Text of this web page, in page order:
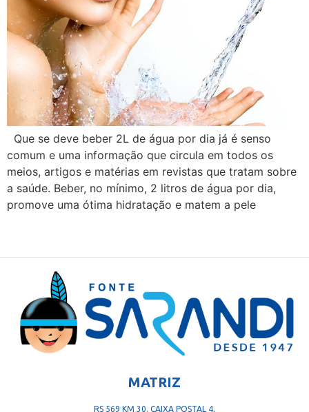
Que se deve beber 2L de água por dia já é senso
comum e uma informação que circula em todos os
meios, artigos e matérias em revistas que tratam sobre
a saúde. Beber, no mínimo, 2 litros de água por dia,
promove uma ótima hidratação e matem a pele
MATRIZ
RS 569 KM 30. CAIXA POSTAL 4,